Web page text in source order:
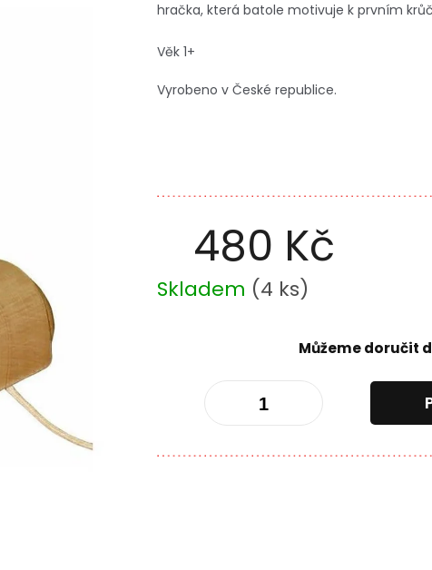
480 Kč
Měrná
cena:
Skladem (4 ks)
Můžeme doručit
hračka, která batole motivuje k prvním
Věk 1+
Vyrobeno v České republice.